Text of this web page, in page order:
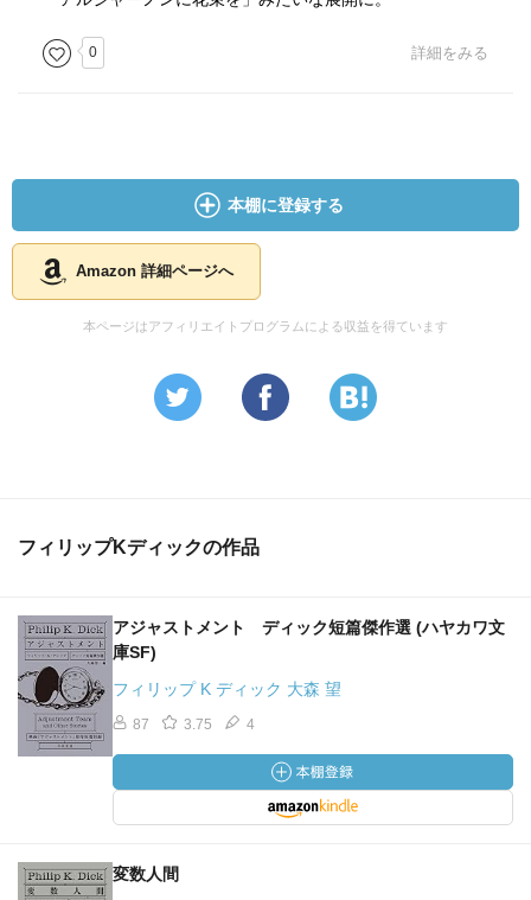
0 詳細をみる
本棚に登録する
Amazon 詳細ページへ
本ページはアフィリエイトプログラムによる収益を得ています
フィリップKディックの作品
アジャストメント ディック短篇傑作選 (ハヤカワ文
庫SF)
フィリップ K ディック 大森 望
87 3.75 4
変数人間